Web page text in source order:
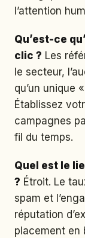
l’attention
Qu’est-ce
clic ? Les
le secteur,
qu’un unique
Établissez
campagnes
fil du temps.
Quel est le
? Étroit. Le
spam et
réputation
placement en